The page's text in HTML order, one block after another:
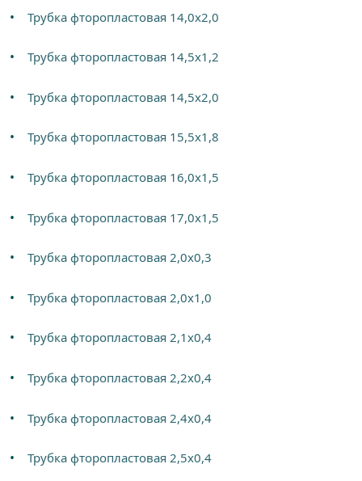
Трубка фторопластовая 14,0х2,0
Трубка фторопластовая 14,5х1,2
Трубка фторопластовая 14,5х2,0
Трубка фторопластовая 15,5х1,8
Трубка фторопластовая 16,0х1,5
Трубка фторопластовая 17,0х1,5
Трубка фторопластовая 2,0х0,3
Трубка фторопластовая 2,0х1,0
Трубка фторопластовая 2,1х0,4
Трубка фторопластовая 2,2х0,4
Трубка фторопластовая 2,4х0,4
Трубка фторопластовая 2,5х0,4